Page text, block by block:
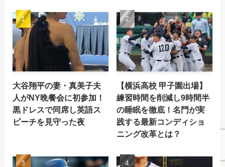
大谷翔平の妻・真美子夫
人がNY晩餐会に初参加！
黒ドレスで同席し英語ス
ピーチを見守った夜
【横浜高校 甲子園出場】
練習時間を削減し9時間半
の睡眠を徹底！名門が実
践する最新コンディショ
ニング改革とは？